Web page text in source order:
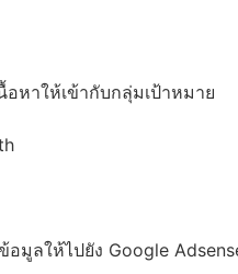
อหาให้เข้ากับกลุ่มเป้าหมาย
อมูลให้ไปยัง Google